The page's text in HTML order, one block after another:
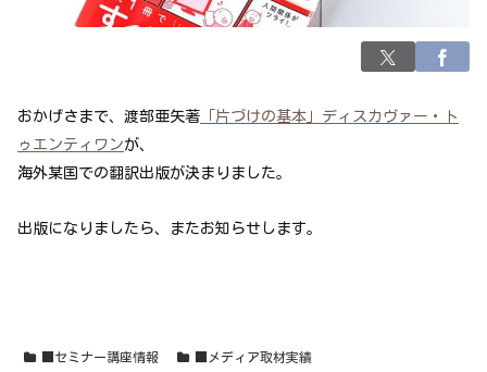
おかげさまで、渡部亜矢著 「片づけの基本」ディスカヴァー・ト
ゥエンティワンが、
海外某国での翻訳出版が決まりました。
出版になりましたら、またお知らせします。
■セミナー講座情報 ■メディア取材実績